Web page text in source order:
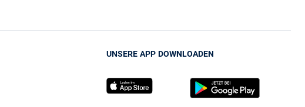
UNSERE APP DOWNLOADEN